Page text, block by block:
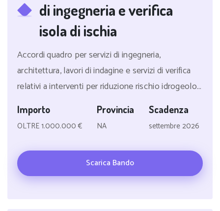
di ingegneria e verifica
isola di ischia
Accordi quadro per servizi di ingegneria,
architettura, lavori di indagine e servizi di verifica
relativi a interventi per riduzione rischio idrogeolo...
Importo
OLTRE 1.000.000 €
Provincia
NA
Scadenza
settembre 2026
Scarica Bando